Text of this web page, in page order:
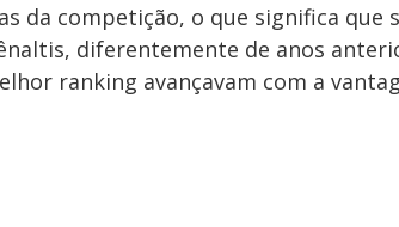
da competição, o que significa
diferentemente de anos
ranking avançavam com a